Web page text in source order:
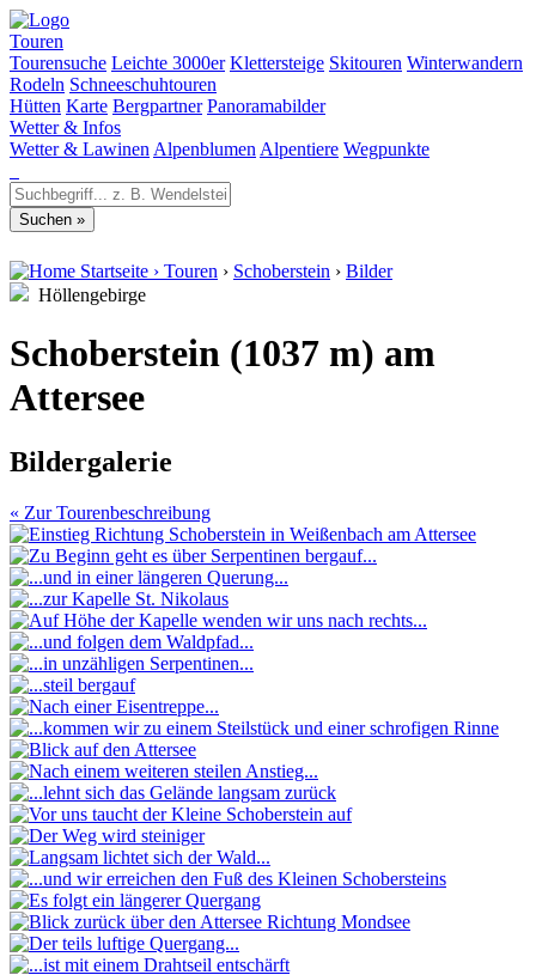
Touren
Tourensuche Leichte 3000er Klettersteige Skitouren Winterwandern
Rodeln Schneeschuhtouren
Hütten Karte Bergpartner Panoramabilder
Wetter & Infos
Wetter & Lawinen Alpenblumen Alpentiere Wegpunkte
Startseite › Touren › Schoberstein › Bilder
Höllengebirge
Schoberstein (1037 m) am
Attersee
Bildergalerie
« Zur Tourenbeschreibung